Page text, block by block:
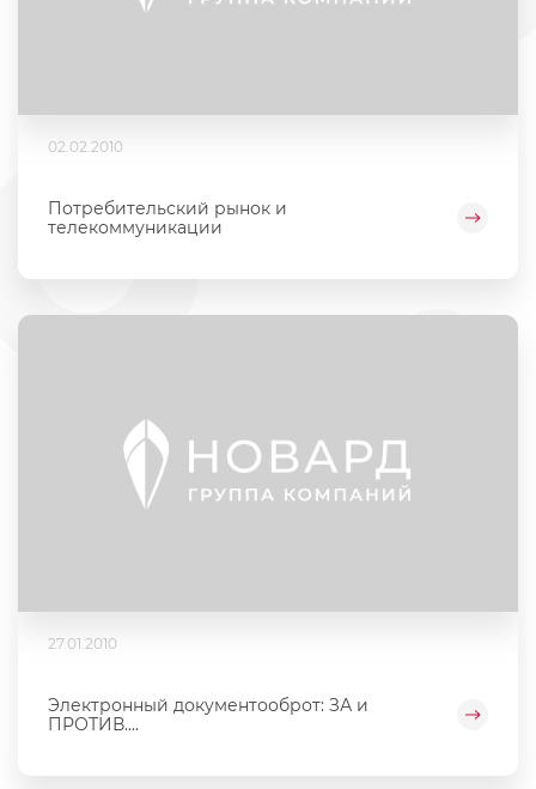
02.02.2010
Потребительский рынок и
телекоммуникации
27.01.2010
Электронный документооброт: ЗА и
ПРОТИВ....